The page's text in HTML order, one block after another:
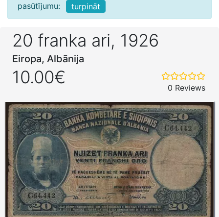
pasūtījumu:
turpināt
20 franka ari, 1926
Eiropa, Albānija
10.00€
0 Reviews